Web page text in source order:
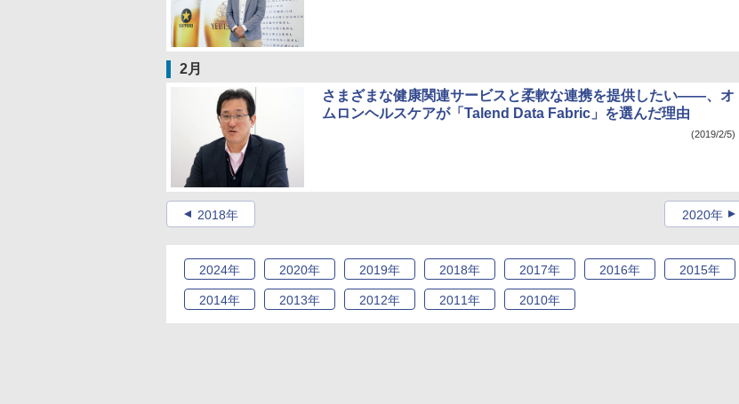
2月
さまざまな健康関連サービスと柔軟な連携を提供したい――、オ
ムロンヘルスケアが「Talend Data Fabric」を選んだ理由
(2019/2/5)
2018年 2020年
2024年 2020年 2019年 2018年 2017年 2016年 2015年
2014年 2013年 2012年 2011年 2010年